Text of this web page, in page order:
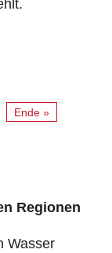
Ende »
Regionen
Wasser